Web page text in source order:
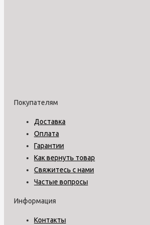
Покупателям
Доставка
Оплата
Гарантии
Как вернуть товар
Свяжитесь с нами
Частые вопросы
Информация
Контакты